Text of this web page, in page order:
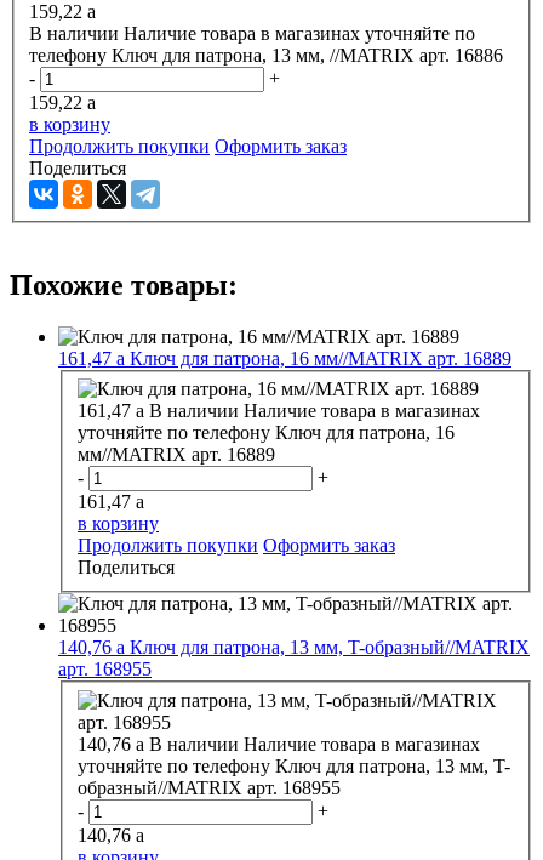
159,22 a
В наличии Наличие товара в магазинах уточняйте по
телефону Ключ для патрона, 13 мм, //MATRIX арт. 16886
-
+
159,22 a
в корзину
Продолжить покупки Оформить заказ
Поделиться
Похожие товары:
161,47 a Ключ для патрона, 16 мм//MATRIX арт. 16889
161,47 a В наличии Наличие товара в магазинах
уточняйте по телефону Ключ для патрона, 16
мм//MATRIX арт. 16889
-
+
161,47 a
в корзину
Продолжить покупки Оформить заказ
Поделиться
140,76 a Ключ для патрона, 13 мм, T-образный//MATRIX
арт. 168955
140,76 a В наличии Наличие товара в магазинах
уточняйте по телефону Ключ для патрона, 13 мм, T-
образный//MATRIX арт. 168955
-
+
140,76 a